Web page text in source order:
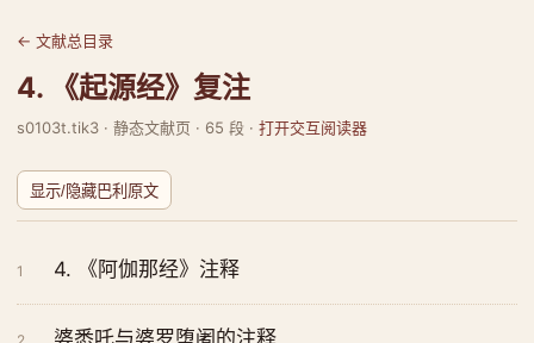
← 文献总目录
4. 《起源经》复注
s0103t.tik3 · 静态文献页 · 65 段 · 打开交互阅读器
显示/隐藏巴利原文
1 4. 《阿伽那经》注释
婆悉吒与婆罗堕阇的注释